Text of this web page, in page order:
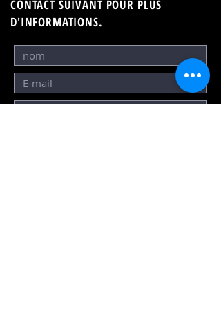
CONTACT SUIVANT POUR PLUS
D'INFORMATIONS.